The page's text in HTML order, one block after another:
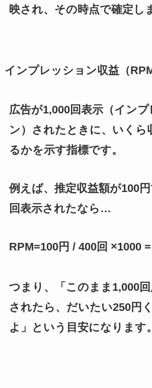
映され、その時点で確定し
インプレッション収益（
広告が1,000回表示（インプ
ン）されたときに、いくら
るかを示す指標です。
例えば、推定収益額が100
回表示されたなら…
RPM=100円 / 400回 ×1000
つまり、「このまま1,000
されたら、だいたい250円
よ」という目安になります。